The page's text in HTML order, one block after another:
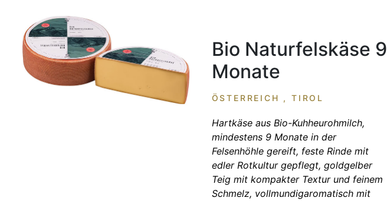
Bio Naturfelskäse 9
Monate
ÖSTERREICH , TIROL
Hartkäse aus Bio-Kuhheurohmilch,
mindestens 9 Monate in der
Felsenhöhle gereift, feste Rinde mit
edler Rotkultur gepflegt, goldgelber
Teig mit kompakter Textur und feinem
Schmelz, vollmundigaromatisch mit